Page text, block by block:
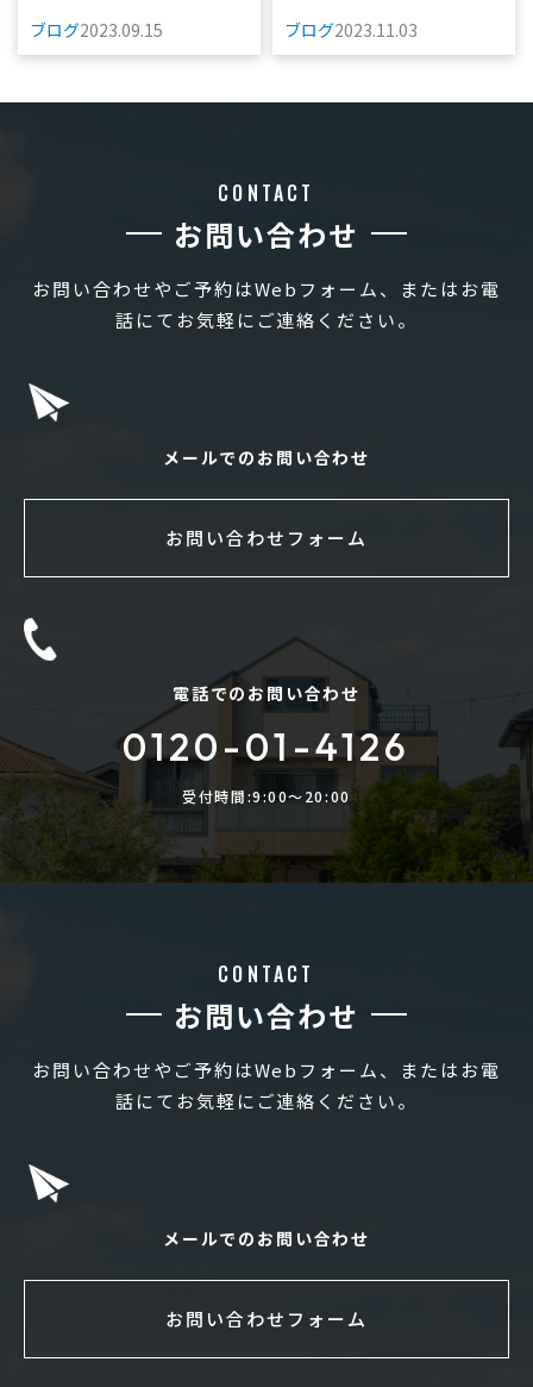
ブログ2023.09.15
ブログ2023.11.03
CONTACT
お問い合わせ
お問い合わせやご予約はWebフォーム、またはお電
話にてお気軽にご連絡ください。
メールでのお問い合わせ
お問い合わせフォーム
電話でのお問い合わせ
0120-01-4126
受付時間:9:00〜20:00
CONTACT
お問い合わせ
お問い合わせやご予約はWebフォーム、またはお電
話にてお気軽にご連絡ください。
メールでのお問い合わせ
お問い合わせフォーム